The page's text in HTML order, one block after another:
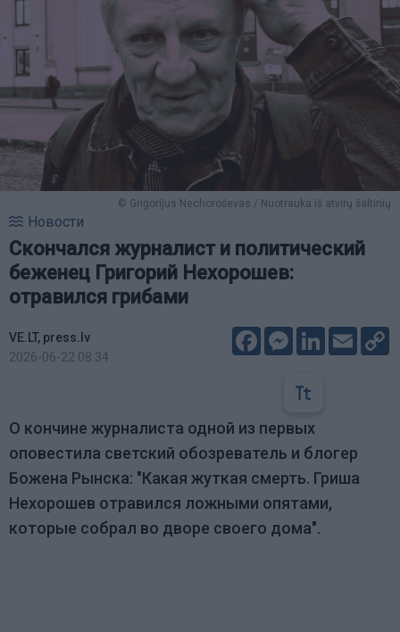
© Grigorijus Nechoroševas / Nuotrauka iš atvirų šaltinių
Новости
Скончался журналист и политический
беженец Григорий Нехорошев:
отравился грибами
VE.LT, press.lv
2026-06-22 08:34
FacebookMessenger
LinkedIn
Email
О кончине журналиста одной из первых
оповестила светский обозреватель и блогер
Божена Рынска: "Какая жуткая смерть. Гриша
Нехорошев отравился ложными опятами,
которые собрал во дворе своего дома".